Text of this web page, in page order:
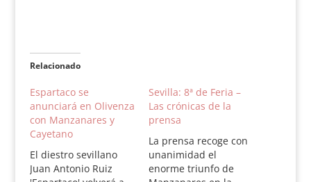
Relacionado
Espartaco se
anunciará en Olivenza
con Manzanares y
Cayetano
El diestro sevillano
Juan Antonio Ruiz
Sevilla: 8ª de Feria –
Las crónicas de la
prensa
La prensa recoge con
unanimidad el
enorme triunfo de